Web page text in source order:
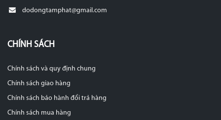
dodongtamphat@gmail.com
CHÍNH SÁCH
Chính sách và quy định chung
Chính sách giao hàng
Chính sách bảo hành đổi trả hàng
Chính sách mua hàng